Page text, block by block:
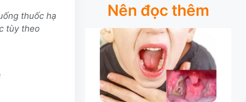
thuốc hạ
tùy theo
Nên đọc thêm